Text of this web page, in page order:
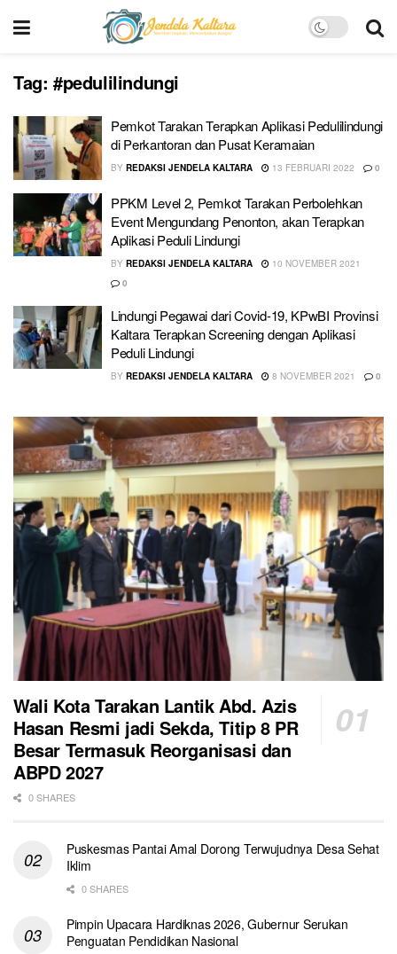
Tag: #pedulilindungi
Pemkot Tarakan Terapkan Aplikasi Pedulilindungi
di Perkantoran dan Pusat Keramaian
BY REDAKSI JENDELA KALTARA 13 FEBRUARI 2022 0
PPKM Level 2, Pemkot Tarakan Perbolehkan
Event Mengundang Penonton, akan Terapkan
Aplikasi Peduli Lindungi
BY REDAKSI JENDELA KALTARA
10 NOVEMBER 2021
0
Lindungi Pegawai dari Covid-19, KPwBI Provinsi
Kaltara Terapkan Screening dengan Aplikasi
Peduli Lindungi
BY REDAKSI JENDELA KALTARA 8 NOVEMBER 2021 0
Wali Kota Tarakan Lantik Abd. Azis
Hasan Resmi jadi Sekda, Titip 8 PR
Besar Termasuk Reorganisasi dan
ABPD 2027
0 SHARES
Puskesmas Pantai Amal Dorong Terwujudnya Desa Sehat
Iklim
0 SHARES
Pimpin Upacara Hardiknas 2026, Gubernur Serukan
Penguatan Pendidikan Nasional